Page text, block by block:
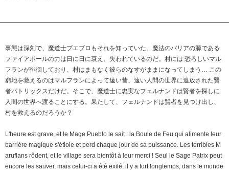
事態は深刻で、魔道士プエブロもそれを知っていた。魔法のバリアの源である
ファイアボールの力は日に日に衰え、失われているのだ。村には 恐ろしいマル
フランが徘徊しており、村はまもなく彼らのなすがままになってしまう… この
窮地を救えるのはマルフランによって遠い昔、遠い人間の世界に追放された賢
者パトリックスだけだ。そこで、魔道士に忠実なフェルナンドは賢者を探しに
人間の世界へ渡ることにする。果たして、フェルナンドは賢者を見つけ出し、
村を救えるのだろうか？
L'heure est grave, et le Mage Pueblo le sait : la Boule de Feu qui alimente leur
barrière magique s'étiole et perd chaque jour de sa puissance. Les terribles M
aruflans rôdent, et le village sera bientôt à leur merci ! Seul le Sage Patrix peut
encore les sauver, mais celui-ci a été exilé, il y a fort longtemps, dans le monde